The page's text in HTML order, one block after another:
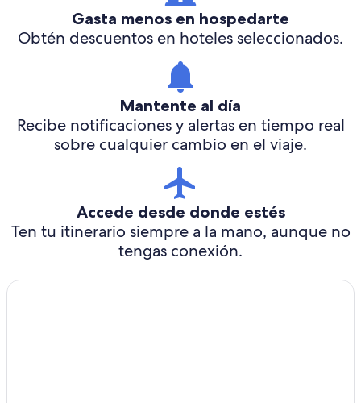
Gasta menos en hospedarte
Obtén descuentos en hoteles seleccionados.
Mantente al día
Recibe notificaciones y alertas en tiempo real
sobre cualquier cambio en el viaje.
Accede desde donde estés
Ten tu itinerario siempre a la mano, aunque no
tengas conexión.